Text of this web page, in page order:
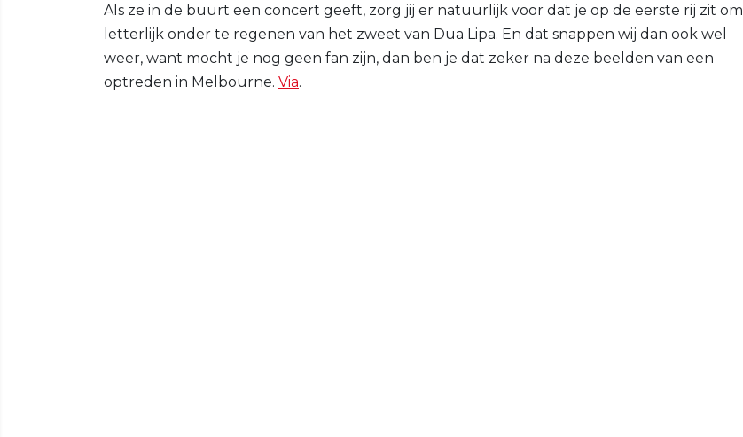
Als ze in de buurt een concert geeft, zorg jij er natuurlijk voor dat je op de eerste rij zit om
letterlijk onder te regenen van het zweet van Dua Lipa. En dat snappen wij dan ook wel
weer, want mocht je nog geen fan zijn, dan ben je dat zeker na deze beelden van een
optreden in Melbourne. Via.